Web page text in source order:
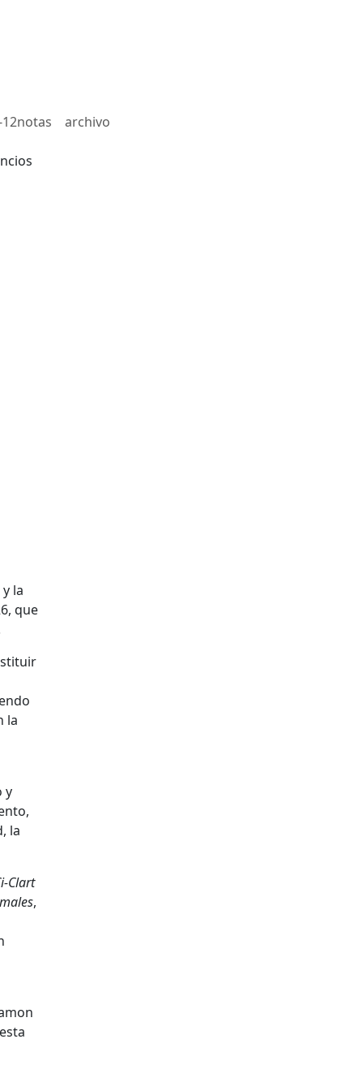
12notas archivo
la
que
la
y
la
Clart
,